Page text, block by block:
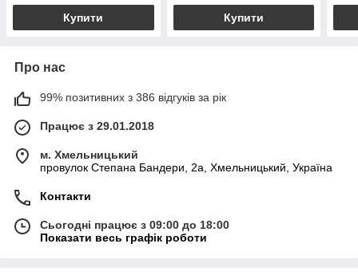
Купити Купити
Про нас
99% позитивних з 386 відгуків за рік
Працює з 29.01.2018
м. Хмельницький
провулок Степана Бандери, 2a, Хмельницький, Україна
Контакти
Сьогодні працює з 09:00 до 18:00
Показати весь графік роботи